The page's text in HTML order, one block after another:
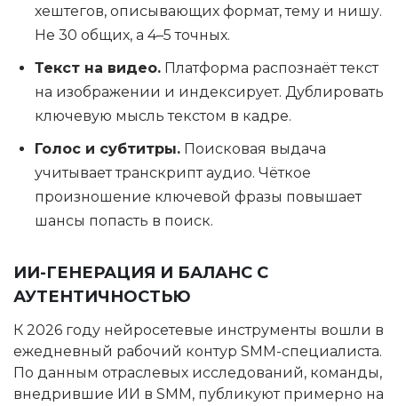
хештегов, описывающих формат, тему и нишу.
Не 30 общих, а 4–5 точных.
Текст на видео. Платформа распознаёт текст
на изображении и индексирует. Дублировать
ключевую мысль текстом в кадре.
Голос и субтитры. Поисковая выдача
учитывает транскрипт аудио. Чёткое
произношение ключевой фразы повышает
шансы попасть в поиск.
ИИ-ГЕНЕРАЦИЯ И БАЛАНС С
АУТЕНТИЧНОСТЬЮ
К 2026 году нейросетевые инструменты вошли в
ежедневный рабочий контур SMM-специалиста.
По данным отраслевых исследований, команды,
внедрившие ИИ в SMM, публикуют примерно на